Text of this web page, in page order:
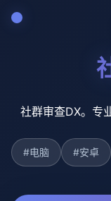
社群审查DX。专
#电脑 #安卓